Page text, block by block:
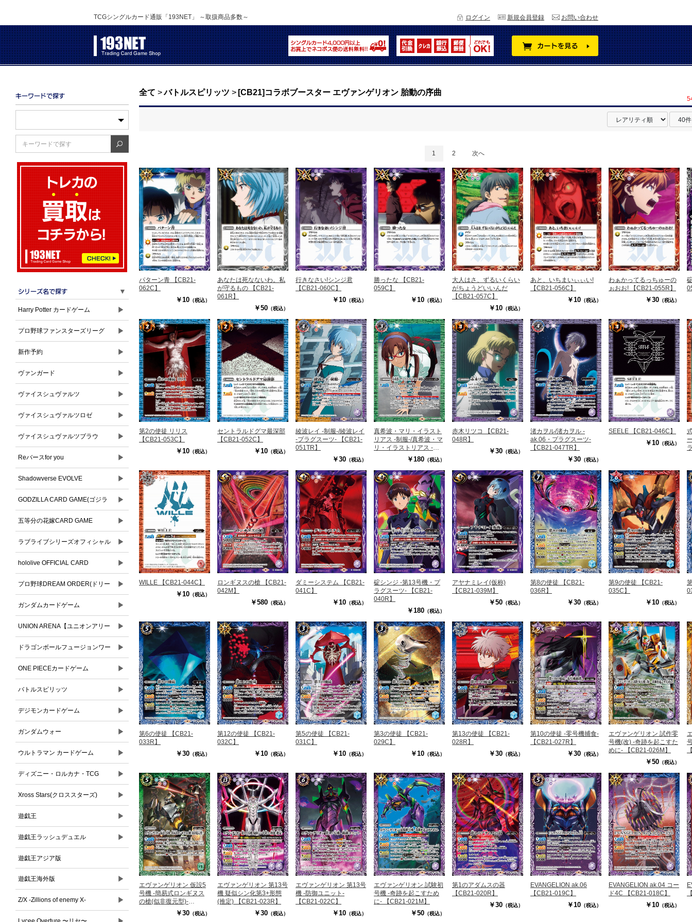
TCGシングルカード通販「193NET」 ～取扱商品多数～ お問い合わせ
新規会員登録
ログイン
▼
Harry Potter カードゲーム ▶
プロ野球ファンスターズリーグ ▶
新作予約 ▶
ヴァンガード ▶
ヴァイスシュヴァルツ ▶
ヴァイスシュヴァルツロゼ ▶
ヴァイスシュヴァルツブラウ ▶
Reバースfor you ▶
Shadowverse EVOLVE ▶
GODZILLA CARD GAME(ゴジラ
カードゲーム)
▶
五等分の花嫁CARD GAME ▶
ラブライブシリーズオフィシャル
カードゲーム
▶
hololive OFFICIAL CARD
GAME(ホロライブオフィシャルカ
ードゲーム)
▶
プロ野球DREAM ORDER(ドリー
ムオーダー)
▶
ガンダムカードゲーム ▶
UNION ARENA【ユニオンアリー
ナ】
▶
ドラゴンボールフュージョンワー
ルド
▶
ONE PIECEカードゲーム ▶
バトルスピリッツ ▶
デジモンカードゲーム ▶
ガンダムウォー ▶
ウルトラマン カードゲーム ▶
ディズニー・ロルカナ・TCG ▶
Xross Stars(クロススターズ) ▶
遊戯王 ▶
遊戯王ラッシュデュエル ▶
遊戯王アジア版
遊戯王海外版 ▶
Z/X -Zillions of enemy X- ▶
全て > バトルスピリッツ > [CB21]コラボブースター エヴァンゲリオン 胎動の序曲
1 2 次へ
パターン青 【CB21-
062C】
￥10 （税込）
あなたは死なないわ。私
が守るもの 【CB21-
061R】
￥50 （税込）
行きなさい!シンジ君
【CB21-060C】
￥10 （税込）
勝ったな 【CB21-
059C】
￥10 （税込）
大人はさ、ずるいくらい
がちょうどいいんだ
【CB21-057C】
￥10 （税込）
あと、いちまいぃぃい!
【CB21-056C】
￥10 （税込）
わぁかってるっちゅーの
ぉおお! 【CB21-055R】
￥30 （税込）
第2の使徒 リリス
【CB21-053C】
￥10 （税込）
セントラルドグマ最深部
【CB21-052C】
￥10 （税込）
綾波レイ -制服-/綾波レイ
-プラグスーツ- 【CB21-
051TR】
￥30 （税込）
真希波・マリ・イラスト
リアス -制服-/真希波・マ
リ・イラストリアス -プ
ラグスーツ- 【CB21-
￥180 （税込）
赤木リツコ 【CB21-
048R】
￥30 （税込）
渚カヲル/渚カヲル -
ak.06・プラグスーツ-
【CB21-047TR】
￥30 （税込）
SEELE 【CB21-046C】
￥10 （税込）
WILLE 【CB21-044C】
￥10 （税込）
ロンギヌスの槍 【CB21-
042M】
￥580 （税込）
ダミーシステム 【CB21-
041C】
￥10 （税込）
碇シンジ -第13号機・プ
ラグスーツ- 【CB21-
040R】
￥180 （税込）
アヤナミレイ(仮称)
【CB21-039M】
￥50 （税込）
第8の使徒 【CB21-
036R】
￥30 （税込）
第9の使徒 【CB21-
035C】
￥10 （税込）
第6の使徒 【CB21-
033R】
￥30 （税込）
第12の使徒 【CB21-
032C】
￥10 （税込）
第5の使徒 【CB21-
031C】
￥10 （税込）
第3の使徒 【CB21-
029C】
￥10 （税込）
第13の使徒 【CB21-
028R】
￥30 （税込）
第10の使徒 -零号機捕食-
【CB21-027R】
￥30 （税込）
エヴァンゲリオン 試作零
号機(改) -奇跡を起こすた
めに- 【CB21-026M】
￥50 （税込）
エヴァンゲリオン 仮設5
号機 -簡易式ロンギヌス
の槍(似非復元型)-
【CB21-024R】
￥30 （税込）
エヴァンゲリオン 第13号
機 疑似シン化第3+形態
(推定) 【CB21-023R】
￥30 （税込）
エヴァンゲリオン 第13号
機 -防御ユニット-
【CB21-022C】
￥10 （税込）
エヴァンゲリオン 試験初
号機 -奇跡を起こすため
に- 【CB21-021M】
￥50 （税込）
第1のアダムスの器
【CB21-020R】
￥30 （税込）
EVANGELION ak.06
【CB21-019C】
￥10 （税込）
EVANGELION ak.04 コー
ド4C 【CB21-018C】
￥10 （税込）